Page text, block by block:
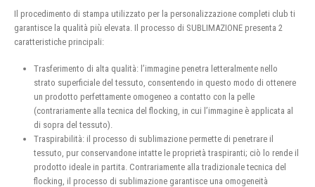
Il procedimento di stampa utilizzato per la personalizzazione completi club ti
garantisce la qualità più elevata. Il processo di SUBLIMAZIONE presenta 2
caratteristiche principali:
Trasferimento di alta qualità: l’immagine penetra letteralmente nello
strato superficiale del tessuto, consentendo in questo modo di ottenere
un prodotto perfettamente omogeneo a contatto con la pelle
(contrariamente alla tecnica del flocking, in cui l’immagine è applicata al
di sopra del tessuto).
Traspirabilità: il processo di sublimazione permette di penetrare il
tessuto, pur conservandone intatte le proprietà traspiranti; ciò lo rende il
prodotto ideale in partita. Contrariamente alla tradizionale tecnica del
flocking, il processo di sublimazione garantisce una omogeneità